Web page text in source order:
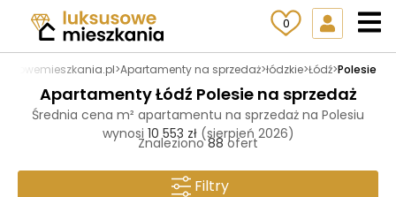
0
>Apartamenty na sprzedaż>łódzkie>Łódź>Polesie
Apartamenty Łódź Polesie na sprzedaż
Średnia cena m² apartamentu na sprzedaż na Polesiu
wynosi 10 553 zł (sierpień 2026)
Znaleziono88ofert
Filtry